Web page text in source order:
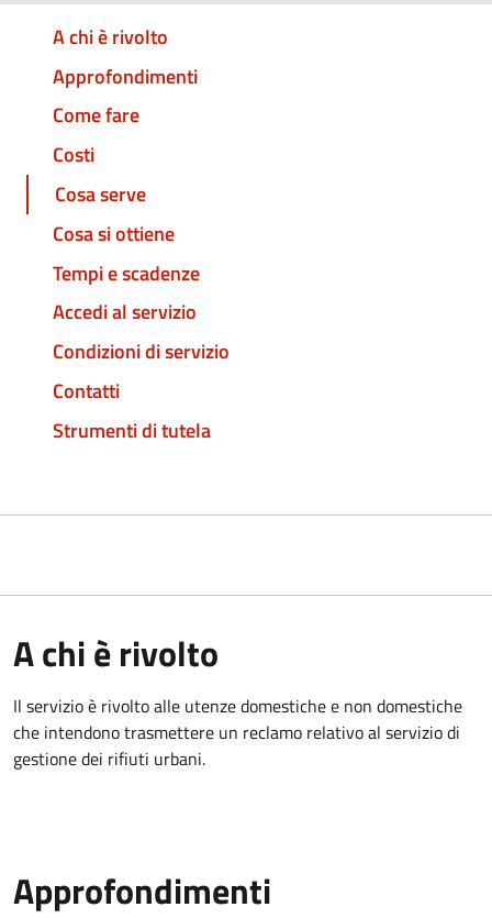
A chi è rivolto
Approfondimenti
Come fare
Costi
Cosa serve
Cosa si ottiene
Tempi e scadenze
Accedi al servizio
Condizioni di servizio
Contatti
Strumenti di tutela
A chi è rivolto
Il servizio è rivolto alle utenze domestiche e non domestiche
che intendono trasmettere un reclamo relativo al servizio di
gestione dei rifiuti urbani.
Approfondimenti